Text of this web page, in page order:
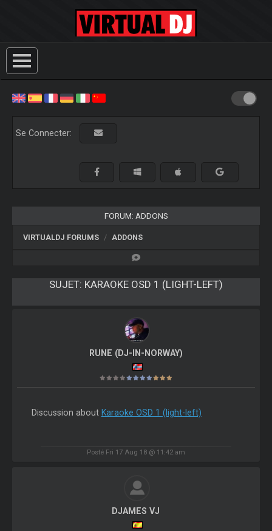
Se Connecter:
FORUM: ADDONS
VIRTUALDJ FORUMS ADDONS
SUJET: KARAOKE OSD 1 (LIGHT-LEFT)
RUNE (DJ-IN-NORWAY)
Discussion about Karaoke OSD 1 (light-left)
Posté Fri 17 Aug 18 @ 11:42 am
DJAMES VJ